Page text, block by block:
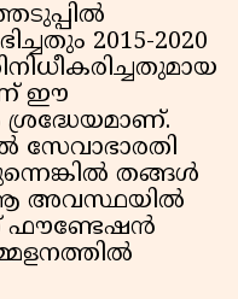
2015-2020
ഈ
സേവാഭാരതി
തങ്ങൾ
ആ അവസ്ഥയിൽ
ഫൗണ്ടേഷൻ